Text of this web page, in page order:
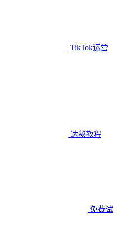
TikTok运营
达秘教程
免费试